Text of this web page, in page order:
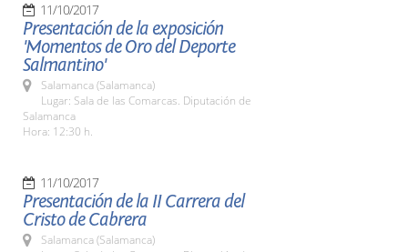
11/10/2017
Presentación de la exposición
'Momentos de Oro del Deporte
Salmantino'
Salamanca (Salamanca)
Lugar: Sala de las Comarcas. Diputación de
Salamanca
Hora: 12:30 h.
11/10/2017
Presentación de la II Carrera del
Cristo de Cabrera
Salamanca (Salamanca)